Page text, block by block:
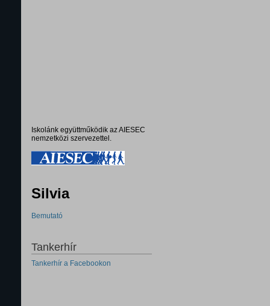
Iskolánk együttműködik az AIESEC
nemzetközi szervezettel.
Silvia
Bemutató
Tankerhír
Tankerhír a Facebookon